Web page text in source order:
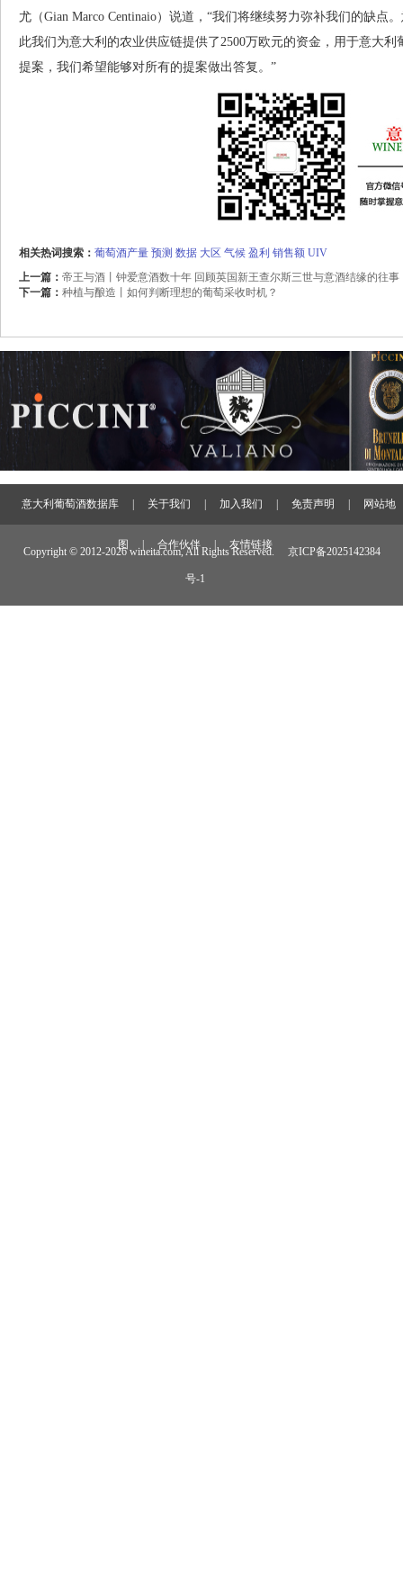
尤（Gian Marco Centinaio）说道，“我们将继续努力弥补我们的缺点
此我们为意大利的农业供应链提供了2500万欧元的资金，用于意大
提案，我们希望能够对所有的提案做出答复。”
相关热词搜索： 葡萄酒产量 预测 数据 大区 气候 盈利 销售额 UIV
上一篇： 帝王与酒丨钟爱意酒数十年 回顾英国新王查尔斯三世与意酒结缘的往事
下一篇： 种植与酿造丨如何判断理想的葡萄采收时机？
意大利葡萄酒数据库 关于我们 加入我们 免责声明 网站地
图 合作伙伴 友情链接
Copyright © 2012-2026 wineita.com, All Rights Reserved. 京ICP备2025142384
号-1